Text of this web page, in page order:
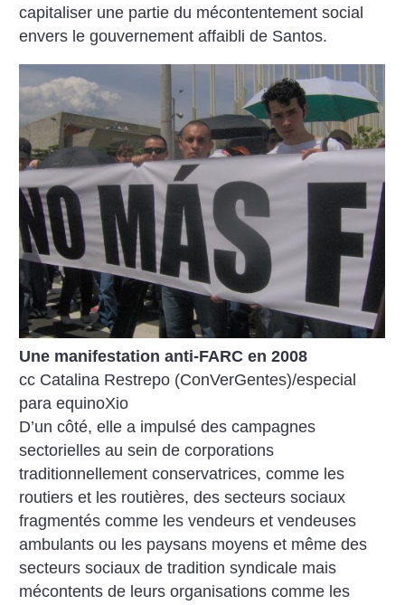
capitaliser une partie du mécontentement social
envers le gouvernement affaibli de Santos.
Une manifestation anti-FARC en 2008
cc Catalina Restrepo (ConVerGentes)/especial
para equinoXio
D’un côté, elle a impulsé des campagnes
sectorielles au sein de corporations
traditionnellement conservatrices, comme les
routiers et les routières, des secteurs sociaux
fragmentés comme les vendeurs et vendeuses
ambulants ou les paysans moyens et même des
secteurs sociaux de tradition syndicale mais
mécontents de leurs organisations comme les